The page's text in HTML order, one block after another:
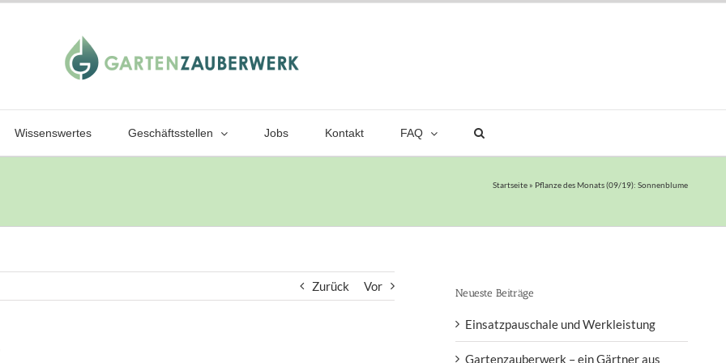
Wissenswertes Geschäftsstellen Jobs Kontakt FAQ
Startseite » Pflanze des Monats (09/19): Sonnenblume
Zurück Vor Neueste Beiträge
Einsatzpauschale und Werkleistung
Gartenzauberwerk – ein Gärtner aus